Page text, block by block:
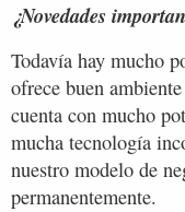
¿Novedades
Todavía hay mucho
ofrece buen
cuenta con mucho
mucha tecnología
nuestro modelo de
permanentemente.